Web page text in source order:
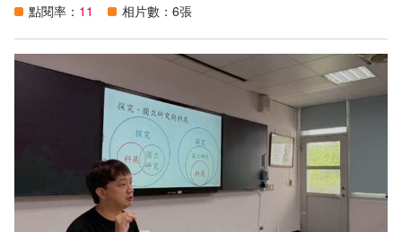
二、地點：南投縣特教資源中心會議室
三、講師：大東國小張毓仁老師、五峰國中粘玉芳老師
四、參加資格：
（一）本縣鑑定評估人員。
（二）本縣特教教師（含正式、代理）。
（三）本縣特教相關人員。
（一）提昇教師特教專業知能，增進鑑定評估人員教育診斷
（二）協助推動及落實特殊教育學生鑑定安置工作。
（三）儲訓本縣特殊教育學生鑑定及就學輔導會鑑定評估人
力資源。
六、參與人數：27人。
點閱率： 11 相片數：6張